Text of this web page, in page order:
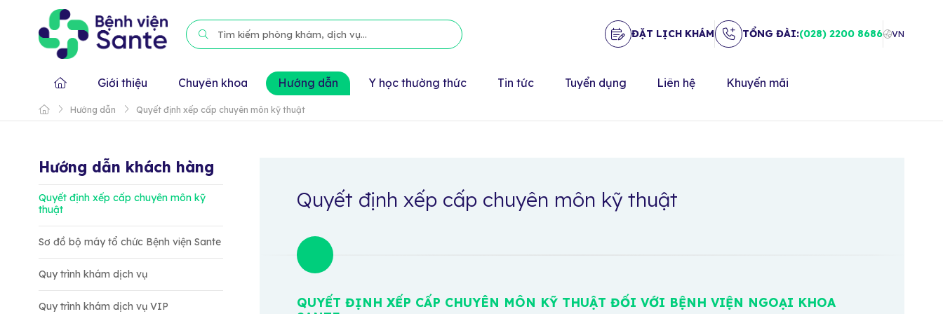
ĐẶT LỊCH KHÁM TỔNG ĐÀI:(028) 2200 8686 VN
Giới thiệu Chuyên khoa Hướng dẫn Y học thường thức Tin tức Tuyển dụng Liên hệ Khuyến mãi
Hướng dẫn Quyết định xếp cấp chuyên môn kỹ thuật
Hướng dẫn khách hàng
Quyết định xếp cấp chuyên môn kỹ
thuật
Sơ đồ bộ máy tổ chức Bệnh viện Sante
Quy trình khám dịch vụ
Quy trình khám dịch vụ VIP
Quyết định xếp cấp chuyên môn kỹ thuật
QUYẾT ĐỊNH XẾP CẤP CHUYÊN MÔN KỸ THUẬT ĐỐI VỚI BỆNH VIỆN NGOẠI KHOA